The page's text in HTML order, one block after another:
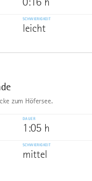
SCHWIERIGKEIT
leicht
zum Höfersee.
DAUER
1:05 h
SCHWIERIGKEIT
mittel